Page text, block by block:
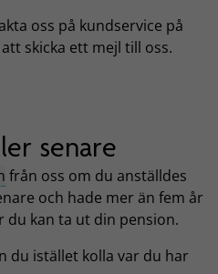
oss på kundservice på
skicka ett mejl till oss.
senare
från oss om du anställdes
och hade mer än fem år
du kan ta ut din pension.
du istället kolla var du har